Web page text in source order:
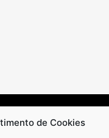
de Cookies